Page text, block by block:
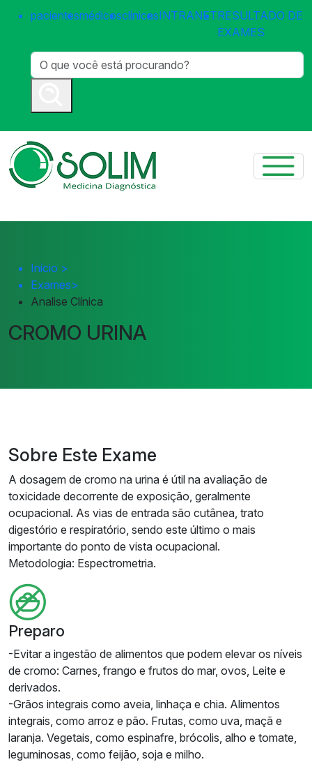
pacientesmédicosclínicasINTRANETRESULTADO DE
EXAMES
Início >
Exames>
Analise Clínica
CROMO URINA
Sobre Este Exame
A dosagem de cromo na urina é útil na avaliação de
toxicidade decorrente de exposição, geralmente
ocupacional. As vias de entrada são cutânea, trato
digestório e respiratório, sendo este último o mais
importante do ponto de vista ocupacional.
Metodologia: Espectrometria.
Preparo
-Evitar a ingestão de alimentos que podem elevar os níveis
de cromo: Carnes, frango e frutos do mar, ovos, Leite e
derivados.
-Grãos integrais como aveia, linhaça e chia. Alimentos
integrais, como arroz e pão. Frutas, como uva, maçã e
laranja. Vegetais, como espinafre, brócolis, alho e tomate,
leguminosas, como feijão, soja e milho.